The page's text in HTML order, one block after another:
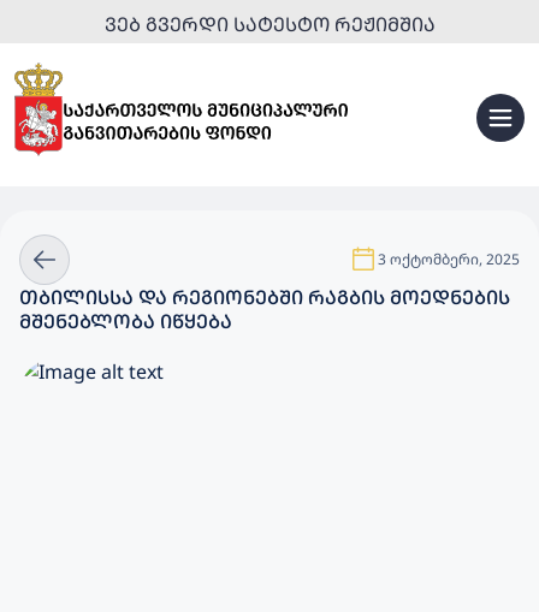
ᲕᲔᲑ ᲒᲕᲔᲠᲓᲘ ᲡᲐᲢᲔᲡᲢᲝ ᲠᲔᲟᲘᲛᲨᲘᲐ
3 ოქტომბერი, 2025
ᲗᲑᲘᲚᲘᲡᲡᲐ ᲓᲐ ᲠᲔᲒᲘᲝᲜᲔᲑᲨᲘ ᲠᲐᲒᲑᲘᲡ ᲛᲝᲔᲓᲜᲔᲑᲘᲡ
ᲛᲨᲔᲜᲔᲑᲚᲝᲑᲐ ᲘᲬᲧᲔᲑᲐ